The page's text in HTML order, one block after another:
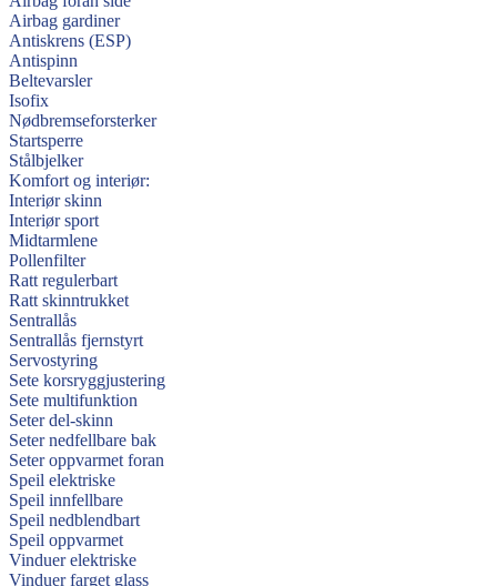
Airbag gardiner
Antiskrens (ESP)
Antispinn
Beltevarsler
Isofix
Nødbremseforsterker
Startsperre
Stålbjelker
Komfort og interiør:
Interiør skinn
Interiør sport
Midtarmlene
Pollenfilter
Ratt regulerbart
Ratt skinntrukket
Sentrallås
Sentrallås fjernstyrt
Servostyring
Sete korsryggjustering
Sete multifunktion
Seter del-skinn
Seter nedfellbare bak
Seter oppvarmet foran
Speil elektriske
Speil innfellbare
Speil nedblendbart
Speil oppvarmet
Vinduer elektriske
Vinduer farget glass